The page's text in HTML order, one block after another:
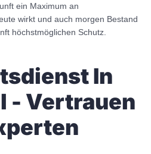
ein Maximum an
wirkt und auch morgen Bestand
höchstmöglichen Schutz.
In
- Vertrauen